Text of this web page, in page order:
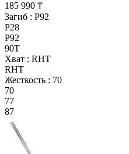
185 990 ₸
Загиб : P92
P28
P92
90T
Хват : RHT
RHT
Жесткость : 70
70
77
87